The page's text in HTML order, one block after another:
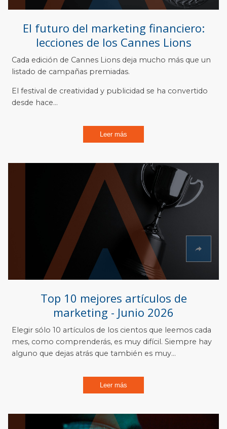
El futuro del marketing financiero:
lecciones de los Cannes Lions
Cada edición de Cannes Lions deja mucho más que un
listado de campañas premiadas.
El festival de creatividad y publicidad se ha convertido
desde hace...
Leer más
Top 10 mejores artículos de
marketing - Junio 2026
Elegir sólo 10 artículos de los cientos que leemos cada
mes, como comprenderás, es muy difícil. Siempre hay
alguno que dejas atrás que también es muy...
Leer más